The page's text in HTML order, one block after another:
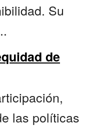
Su
de
las políticas